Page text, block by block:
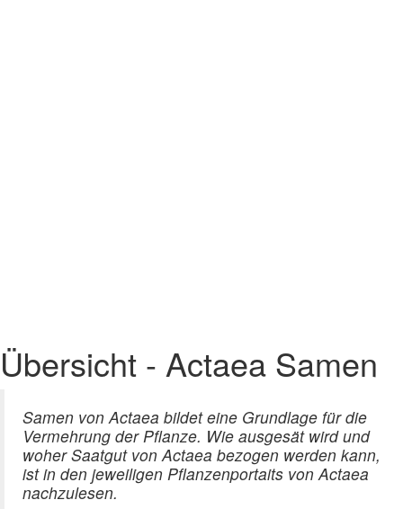
Übersicht - Actaea Samen
Samen von Actaea bildet eine Grundlage für die
Vermehrung der Pflanze. Wie ausgesät wird und
woher Saatgut von Actaea bezogen werden kann,
ist in den jeweiligen Pflanzenportaits von Actaea
nachzulesen.